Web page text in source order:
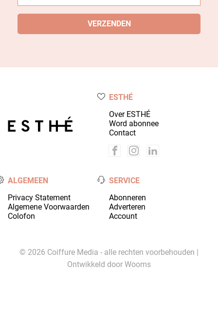
ESTHÉ
Over ESTHÉ
Word abonnee
Contact
ALGEMEEN
Privacy Statement
Algemene Voorwaarden
Colofon
SERVICE
Abonneren
Adverteren
Account
© 2026 Coiffure Media - alle rechten voorbehouden |
Ontwikkeld door Wooms